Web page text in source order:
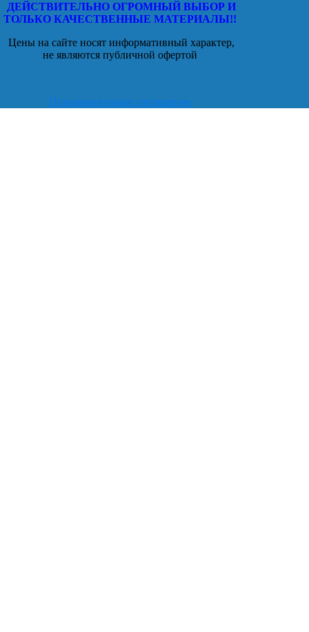
ДЕЙСТВИТЕЛЬНО ОГРОМНЫЙ ВЫБОР И
ТОЛЬКО КАЧЕСТВЕННЫЕ МАТЕРИАЛЫ!!
Цены на сайте носят информативный характер,
не являются публичной офертой
Пользовательское соглашение